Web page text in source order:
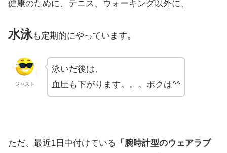
健康のために、テニス、ウォーキング以外に、
水泳も定期的にやっています。
ジャスト
泳いだ後は、
血圧も下がります。。。ボクは^^
ただ、最近1日中付けている 「腕時計型のウェアラブ